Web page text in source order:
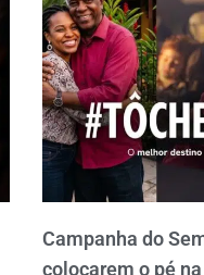
Campanha do
colocarem o pé